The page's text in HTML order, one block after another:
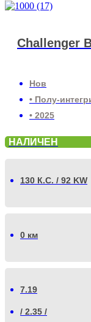
Challenger
Нов
• Полу-
• 2025
НАЛИЧЕН
130 К.С. / 92 KW
0 км
7.19
/ 2.35 /